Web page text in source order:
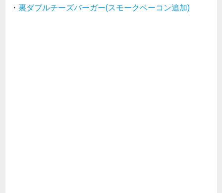
・ 裏ダブルチーズバーガー(スモークベーコン追加)